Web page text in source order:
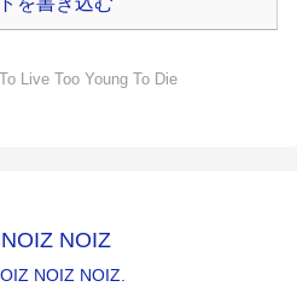
Live Too Young To Die
NOIZ
NOIZ NOIZ.